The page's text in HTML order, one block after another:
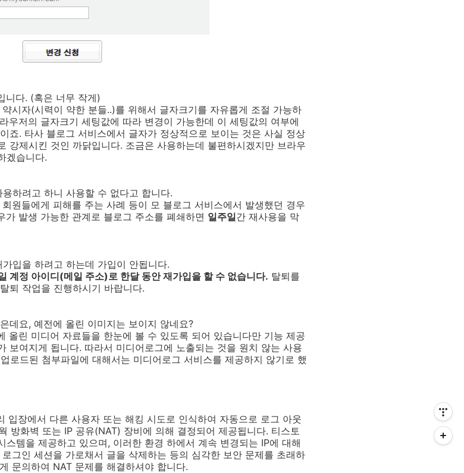
니다. (혹은 너무 작게)
시자(시력이 약한 분들..)를 위해서 글자크기를 자유롭게 조절 가능하
우저의 글자크기 세팅값에 따라 변경이 가능한데 이 세팅값의 여부에
죠. 타사 블로그 서비스에서 글자가 정상적으로 보이는 것은 사실 정상
강제시킨 것인 까닭입니다. 조금은 사용하는데 불편하시겠지만 브라우
겠습니다.
하려고 하니 사용할 수 없다고 합니다.
원들에게 피해를 주는 사례 등이 모 블로그 서비스에서 발생했던 경우
발생 가능한 관계로 블로그 주소를 폐쇄하면 일주일간 재사용을 막
입을 하려고 하는데 가입이 안됩니다.
계정 아이디(메일 주소)로 한달 동안 재가입을 할 수 없습니다. 탈퇴를
퇴 작업을 진행하시기 바랍니다.
데요, 예전에 올린 이미지는 보이지 않네요?
올린 미디어 자료들을 한눈에 볼 수 있도록 되어 있습니다만 기능 제공
보여지게 됩니다. 따라서 미디어로그에 노출되는 것을 원치 않는 사용
로드된 첨부파일에 대해서는 미디어로그 서비스를 제공하지 않기로 했
입장에서 다른 사용자 또는 해킹 시도로 인식하여 자동으로 로그 아웃
방화벽 또는 IP 공유(NAT) 장비에 의해 결정되어 제공됩니다. 티스토
템을 제공하고 있으며, 이러한 환경 하에서 계속 변경되는 IP에 대해
그인 세션을 가로채서 글을 삭제하는 등의 심각한 보안 문제를 초래하
문의하여 NAT 문제를 해결하셔야 합니다.